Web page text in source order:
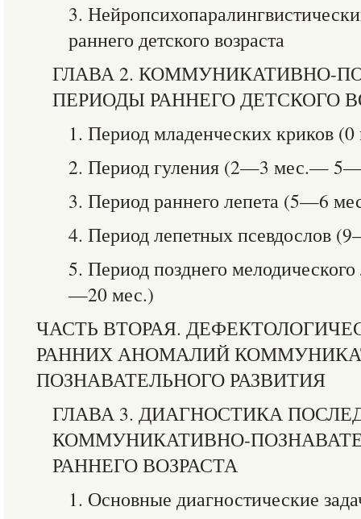
3.
раннего детского возраста
ГЛАВА 2. КОММУНИКАТИВНО-
ПЕРИОДЫ РАННЕГО ДЕТСКОГО
1. Период младенческих криков
2. Период гуления (2—3 мес.—
3. Период раннего лепета (5—6
4. Период лепетных псевдослов
5. Период позднего
—20 мес.)
ЧАСТЬ ВТОРАЯ.
РАННИХ АНОМАЛИЙ
ПОЗНАВАТЕЛЬНОГО РАЗВИТИЯ
ГЛАВА 3. ДИАГНОСТИКА
КОММУНИКАТИВНО-
РАННЕГО ВОЗРАСТА
1. Основные диагностические